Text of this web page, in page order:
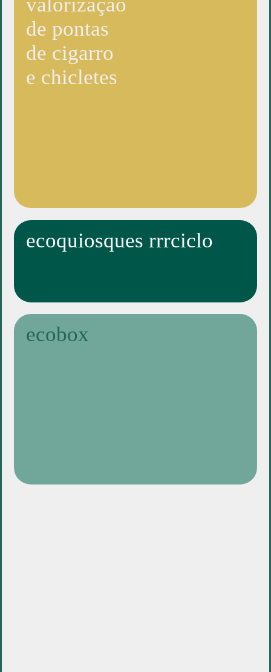
de pontas
de cigarro
e chicletes
ecoquiosques rrrciclo
ecobox